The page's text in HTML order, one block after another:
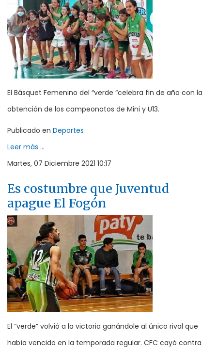
El Básquet Femenino del “verde “celebra fin de año con la
obtención de los campeonatos de Mini y U13.
Publicado en Deportes
Leer más ...
Martes, 07 Diciembre 2021 10:17
Es costumbre que Juventud
apague El Fogón
El “verde” volvió a la victoria ganándole al único rival que
había vencido en la temporada regular. CFC cayó contra